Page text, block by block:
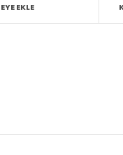
EKLE